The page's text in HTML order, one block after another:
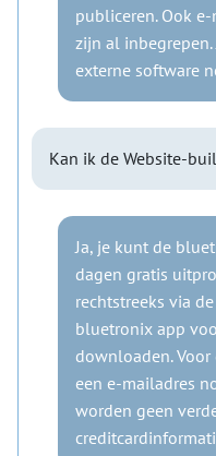
publiceren. Ook
zijn al inbegrepen.
externe software
Kan ik de Website-
Ja, je kunt de
dagen gratis
rechtstreeks via
bluetronix app
downloaden.
een e-mailadres
worden geen